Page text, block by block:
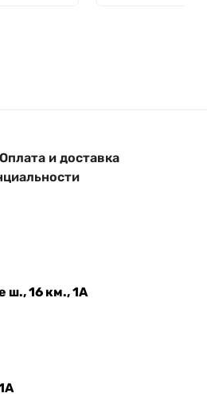
Оплата и доставка
ш., 16 км., 1А